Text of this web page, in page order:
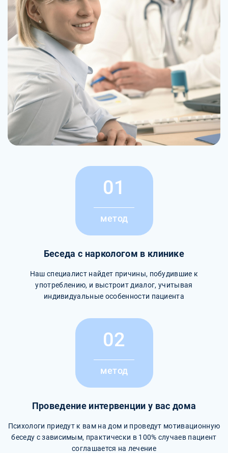
01
метод
Беседа с наркологом в клинике
Наш специалист найдет причины, побудившие к
употреблению, и выстроит диалог, учитывая
индивидуальные особенности пациента
02
метод
Проведение интервенции у вас дома
Психологи приедут к вам на дом и проведут мотивационную
беседу с зависимым, практически в 100% случаев пациент
соглашается на лечение